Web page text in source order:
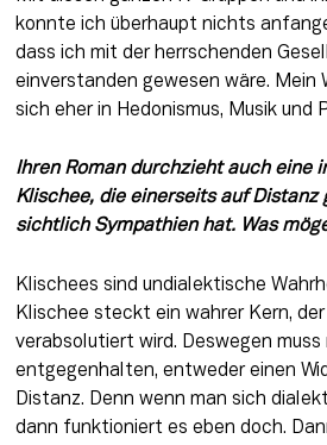
konnte ich überhaupt nichts
dass ich mit der herrschenden
einverstanden gewesen wäre. Mein
sich eher in Hedonismus, Musik und
Ihren Roman durchzieht auch eine
Klischee, die einerseits auf Distanz
sichtlich Sympathien hat. Was
Klischees sind undialektische
Klischee steckt ein wahrer Kern,
verabsolutiert wird. Deswegen muss
entgegenhalten, entweder einen
Distanz. Denn wenn man sich
dann funktioniert es eben doch.